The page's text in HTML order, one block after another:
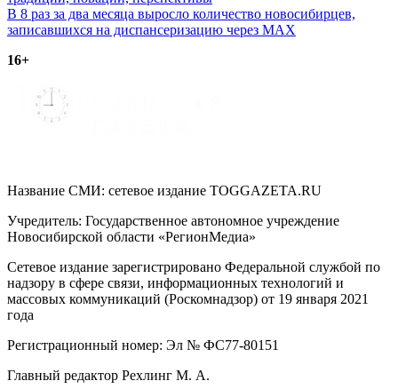
по
записям
В 8 раз за два месяца выросло количество новосибирцев,
записавшихся на диспансеризацию через МАХ
16+
Название СМИ: cетевое издание TOGGAZETA.RU
Учредитель: Государственное автономное учреждение
Новосибирской области «РегионМедиа»
Сетевое издание зарегистрировано Федеральной службой по
надзору в сфере связи, информационных технологий и
массовых коммуникаций (Роскомнадзор) от 19 января 2021
года
Регистрационный номер: Эл № ФС77-80151
Главный редактор Рехлинг М. А.